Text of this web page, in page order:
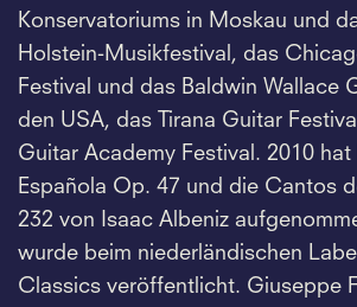
Konservatoriums in Moskau und
Holstein-Musikfestival, das
Festival und das Baldwin Wallace
den USA, das Tirana Guitar
Guitar Academy Festival. 2010
Española Op. 47 und die Cantos
232 von Isaac Albeniz
wurde beim niederländischen
Classics veröffentlicht. Giuseppe